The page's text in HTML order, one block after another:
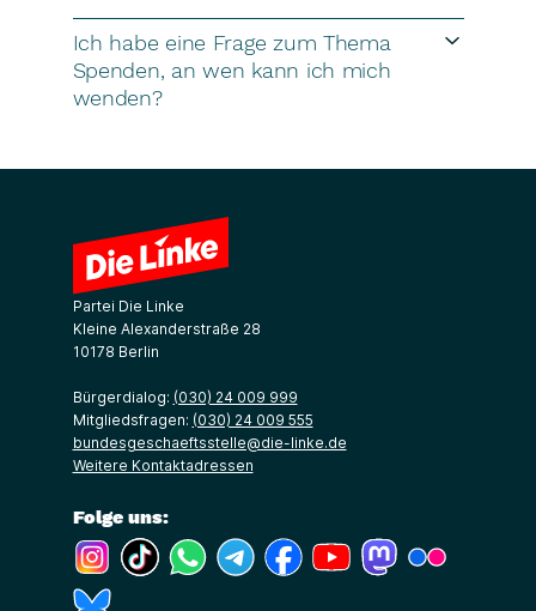
Ich habe eine Frage zum Thema
Spenden, an wen kann ich mich
wenden?
Partei Die Linke
Kleine Alexanderstraße 28
10178 Berlin
Bürgerdialog: (030) 24 009 999
Mitgliedsfragen: (030) 24 009 555
bundesgeschaeftsstelle@die-linke.de
Weitere Kontaktadressen
Folge uns:
(Link öffnet ein neues Fenster)
(Link öffnet ein neues Fenster)
(Link öffnet ein neues Fenster)
(Link öffnet ein neues Fenster)
(Link öffnet ein neues Fenster)
(Link öffnet ein neues
(Link öffnet ein